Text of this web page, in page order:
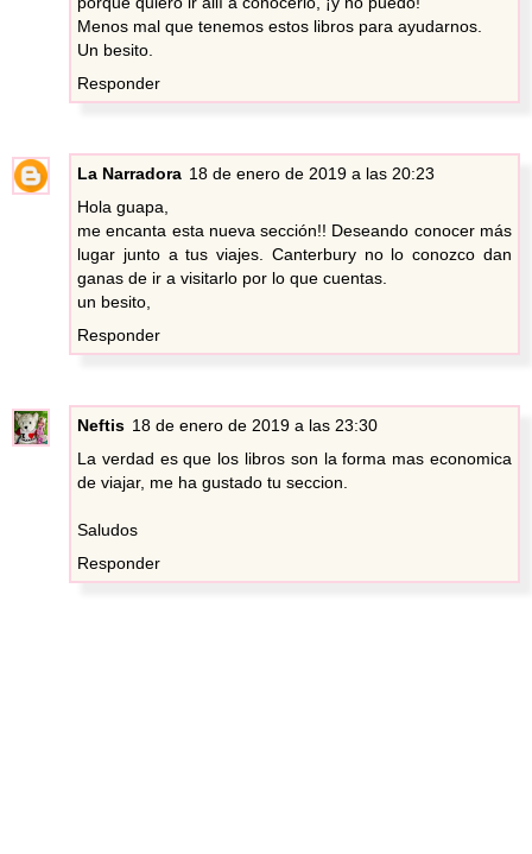
Menos mal que tenemos estos libros para ayudarnos.
Un besito.
Responder
La Narradora 18 de enero de 2019 a las 20:23
Hola guapa,
me encanta esta nueva sección!! Deseando conocer más
lugar junto a tus viajes. Canterbury no lo conozco dan
ganas de ir a visitarlo por lo que cuentas.
un besito,
Responder
Neftis 18 de enero de 2019 a las 23:30
La verdad es que los libros son la forma mas economica
de viajar, me ha gustado tu seccion.
Saludos
Responder